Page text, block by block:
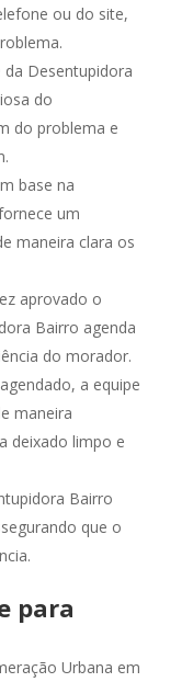
ou do site,
da Desentupidora
do
do problema e
base na
um
maneira clara os
aprovado o
Bairro agenda
do morador.
a equipe
maneira
deixado limpo e
Bairro
que o
para
Urbana em